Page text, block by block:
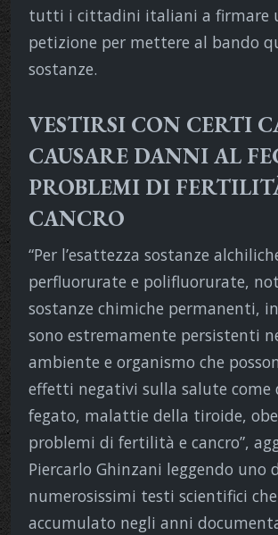
tutti i cittadini italiani a firmare
petizione per mettere al bando
sostanze.
VESTIRSI CON CERTI
CAUSARE DANNI AL
PROBLEMI DI
CANCRO
“Per l’esattezza sostanze
perfluorurate e polifluorurate,
sostanze chimiche permanenti,
sono estremamente persistenti
ambiente e organismo che
effetti negativi sulla salute come
fegato, malattie della tiroide,
problemi di fertilità e cancro”,
Piercarlo Ghinzani leggendo uno
numerosissimi testi scientifici
accumulato negli anni